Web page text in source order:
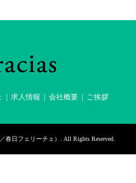
求人情報 会社概要 ご挨拶
春日フェリーチェ） . All Rights Reserved.